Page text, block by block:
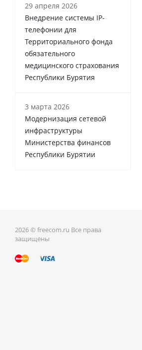
29 апреля 2026
Внедрение системы IP-
телефонии для
Территориального фонда
обязательного
медицинского страхования
Республики Бурятия
3 марта 2026
Модернизация сетевой
инфраструктуры
Министерства финансов
Республики Бурятии
2026 © freecom.ru Все права
защищены